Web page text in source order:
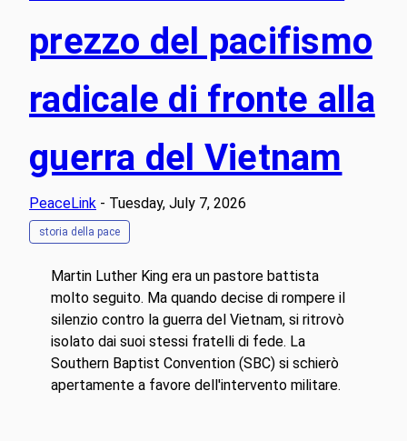
prezzo del pacifismo
radicale di fronte alla
guerra del Vietnam
PeaceLink - Tuesday, July 7, 2026
storia della pace
Martin Luther King era un pastore battista
molto seguito. Ma quando decise di rompere il
silenzio contro la guerra del Vietnam, si ritrovò
isolato dai suoi stessi fratelli di fede. La
Southern Baptist Convention (SBC) si schierò
apertamente a favore dell'intervento militare.